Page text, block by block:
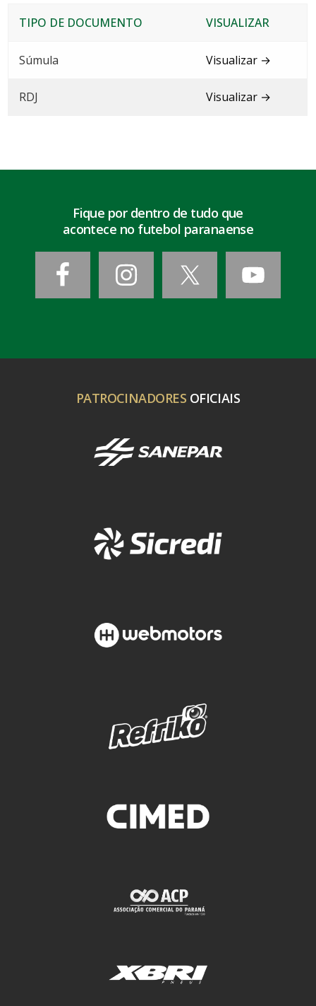
TIPO DE DOCUMENTO VISUALIZAR
Súmula Visualizar →
RDJ Visualizar →
Fique por dentro de tudo que
acontece no futebol paranaense
PATROCINADORES OFICIAIS